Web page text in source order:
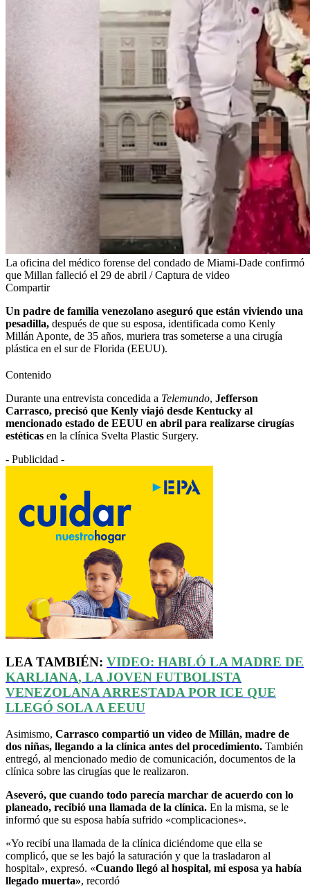
La oficina del médico forense del condado de Miami-Dade confirmó
que Millan falleció el 29 de abril / Captura de video
Compartir
Un padre de familia venezolano aseguró que están viviendo una
pesadilla, después de que su esposa, identificada como Kenly
Millán Aponte, de 35 años, muriera tras someterse a una cirugía
plástica en el sur de Florida (EEUU).
Contenido
Durante una entrevista concedida a Telemundo, Jefferson
Carrasco, precisó que Kenly viajó desde Kentucky al
mencionado estado de EEUU en abril para realizarse cirugías
estéticas en la clínica Svelta Plastic Surgery.
- Publicidad -
LEA TAMBIÉN: VIDEO: HABLÓ LA MADRE DE
KARLIANA, LA JOVEN FUTBOLISTA
VENEZOLANA ARRESTADA POR ICE QUE
LLEGÓ SOLA A EEUU
Asimismo, Carrasco compartió un video de Millán, madre de
dos niñas, llegando a la clínica antes del procedimiento. También
entregó, al mencionado medio de comunicación, documentos de la
clínica sobre las cirugías que le realizaron.
Aseveró, que cuando todo parecía marchar de acuerdo con lo
planeado, recibió una llamada de la clínica. En la misma, se le
informó que su esposa había sufrido «complicaciones».
«Yo recibí una llamada de la clínica diciéndome que ella se
complicó, que se les bajó la saturación y que la trasladaron al
hospital», expresó. «Cuando llegó al hospital, mi esposa ya había
llegado muerta», recordó